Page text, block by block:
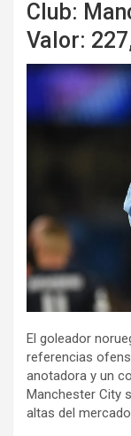
Club:
Valor:
El goleador
referencias
anotadora y un
Manchester City
altas del